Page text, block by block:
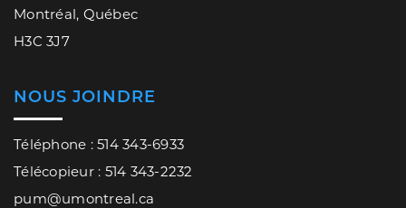
Montréal, Québec
H3C 3J7
NOUS JOINDRE
Téléphone : 514 343-6933
Télécopieur : 514 343-2232
pum@umontreal.ca